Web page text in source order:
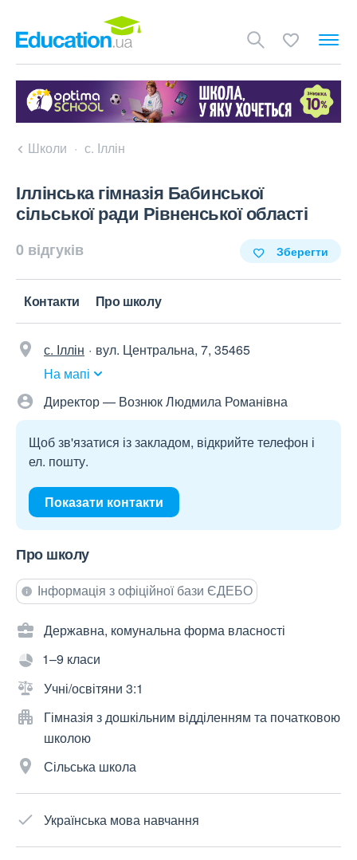
Школи с. Іллін
Іллінська гімназія Бабинської
сільської ради Рівненської області
0 відгуків Зберегти
Контакти Про школу
с. Іллін
вул. Центральна, 7, 35465
На мапі
Директор — Вознюк Людмила Романівна
Щоб зв'язатися із закладом, відкрийте телефон і
ел. пошту.
Показати контакти
Про школу
Інформація з офіційної бази ЄДЕБО
Державна, комунальна форма власності
1–9 класи
Учні/освітяни 3:1
Гімназія з дошкільним відділенням та початковою
школою
Сільська школа
Українська мова навчання